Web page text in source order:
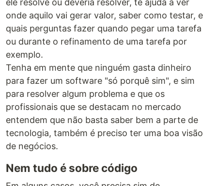
ele resolve ou deveria resolver, te ajuda a ver
onde aquilo vai gerar valor, saber como testar, e
quais perguntas fazer quando pegar uma tarefa
ou durante o refinamento de uma tarefa por
exemplo.
Tenha em mente que ninguém gasta dinheiro
para fazer um software "só porquê sim", e sim
para resolver algum problema e que os
profissionais que se destacam no mercado
entendem que não basta saber bem a parte de
tecnologia, também é preciso ter uma boa visão
de negócios.
Nem tudo é sobre código